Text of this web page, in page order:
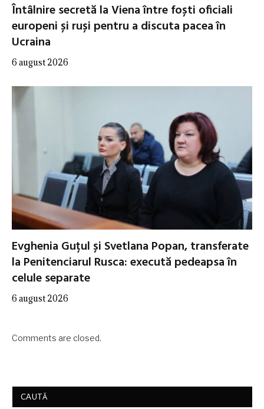
Întâlnire secretă la Viena între foști oficiali
europeni și ruși pentru a discuta pacea în
Ucraina
6 august 2026
Evghenia Guțul și Svetlana Popan, transferate
la Penitenciarul Rusca: execută pedeapsa în
celule separate
6 august 2026
Comments are closed.
CAUTĂ